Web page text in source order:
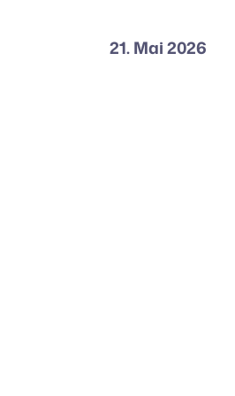
21. Mai 2026